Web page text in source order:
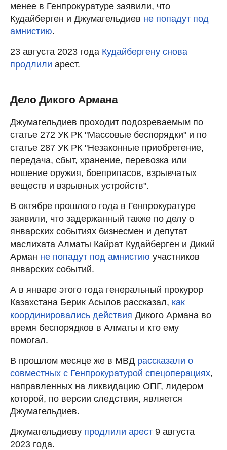
менее в Генпрокуратуре заявили, что
Кудайберген и Джумагельдиев не попадут под
амнистию.
23 августа 2023 года Кудайбергену снова
продлили арест.
Дело Дикого Армана
Джумагельдиев проходит подозреваемым по
статье 272 УК РК "Массовые беспорядки" и по
статье 287 УК РК "Незаконные приобретение,
передача, сбыт, хранение, перевозка или
ношение оружия, боеприпасов, взрывчатых
веществ и взрывных устройств".
В октябре прошлого года в Генпрокуратуре
заявили, что задержанный также по делу о
январских событиях бизнесмен и депутат
маслихата Алматы Кайрат Кудайберген и Дикий
Арман не попадут под амнистию участников
январских событий.
А в январе этого года генеральный прокурор
Казахстана Берик Асылов рассказал, как
координировались действия Дикого Армана во
время беспорядков в Алматы и кто ему
помогал.
В прошлом месяце же в МВД рассказали о
совместных с Генпрокуратурой спецоперациях,
направленных на ликвидацию ОПГ, лидером
которой, по версии следствия, является
Джумагельдиев.
Джумагельдиеву продлили арест 9 августа
2023 года.